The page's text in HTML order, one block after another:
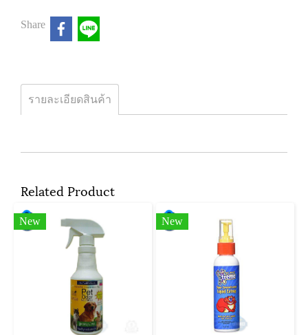
Share
รายละเอียดสินค้า
Related Product
New New